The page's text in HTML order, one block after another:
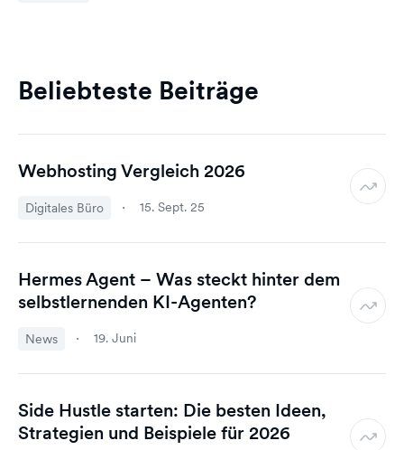
Beliebteste Beiträge
Webhosting Vergleich 2026
Digitales Büro 15. Sept. 25
Hermes Agent – Was steckt hinter dem
selbstlernenden KI-Agenten?
News 19. Juni
Side Hustle starten: Die besten Ideen,
Strategien und Beispiele für 2026